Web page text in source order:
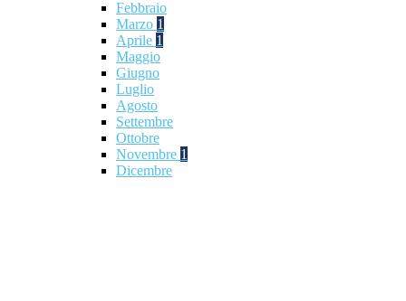
Febbraio
Marzo 1
Aprile 1
Maggio
Giugno
Luglio
Agosto
Settembre
Ottobre
Novembre 1
Dicembre